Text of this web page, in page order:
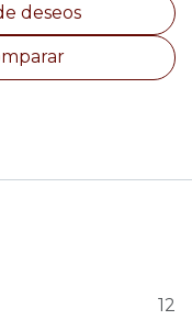
deseos
12